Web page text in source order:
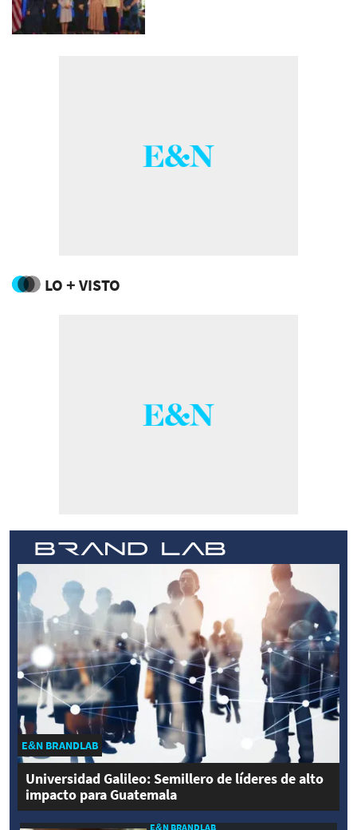
LO + VISTO
E&N BRANDLAB
Universidad Galileo: Semillero de líderes de alto
impacto para Guatemala
E&N BRANDLAB